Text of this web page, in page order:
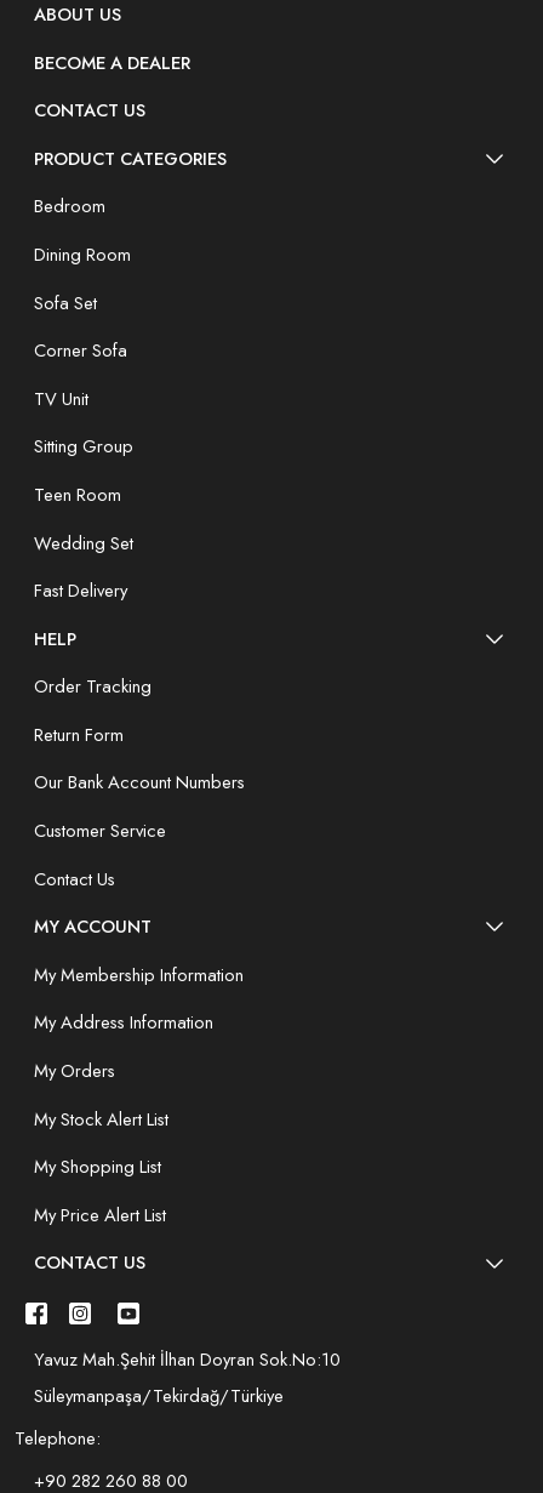
ABOUT US
BECOME A DEALER
CONTACT US
PRODUCT CATEGORIES
Bedroom
Dining Room
Sofa Set
Corner Sofa
TV Unit
Sitting Group
Teen Room
Wedding Set
Fast Delivery
HELP
Order Tracking
Return Form
Our Bank Account Numbers
Customer Service
Contact Us
MY ACCOUNT
My Membership Information
My Address Information
My Orders
My Stock Alert List
My Shopping List
My Price Alert List
CONTACT US
Yavuz Mah.Şehit İlhan Doyran Sok.No:10
Süleymanpaşa/Tekirdağ/Türkiye
Telephone:
+90 282 260 88 00